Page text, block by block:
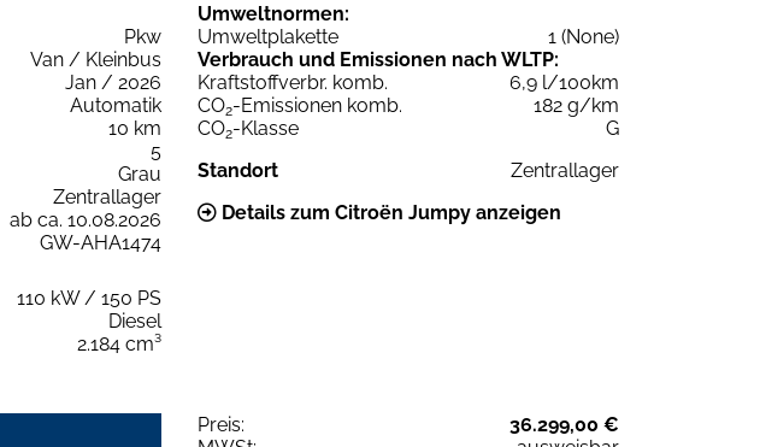
Pkw
Van / Kleinbus
Jan / 2026
Automatik
10 km
5
Grau
Zentrallager
ab ca. 10.08.2026
GW-AHA1474
110 kW / 150 PS
Diesel
2.184 cm³
Umweltnormen:
Umweltplakette
1 (None)
Verbrauch und Emissionen nach WLTP:
Kraftstoffverbr. komb.
6,9 l/100km
CO2-Emissionen komb.
182 g/km
CO2-Klasse
G
Standort
Zentrallager
Details zum Citroën Jumpy anzeigen
Preis:
36.299,00 €